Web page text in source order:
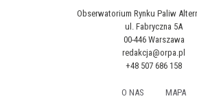
Obserwatorium Rynku Paliw
ul. Fabryczna 5A
00-446 Warszawa
redakcja@orpa.pl
+48 507 686 158
O NAS MAPA